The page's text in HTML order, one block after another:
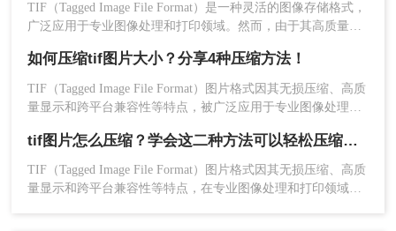
文件大小限制。
推荐工具
转转大师在线压缩工具
操作步骤：
1、打开在线TIF压缩网址：
TIF（Tagged Image File Format）是一种灵活的图像存储格式，
广泛应用于专业图像处理和打印领域。然而，由于其高质量和
那么tif如何压缩呢？本文将介绍两种压缩TIF文件的方法。
如何压缩tif图片大小？分享4种压缩方法！
TIF（Tagged Image File Format）图片格式因其无损压缩、高质
量显示和跨平台兼容性等特点，被广泛应用于专业图像处理和
来了挑战。那么如何压缩tif图片大小呢？本文将介绍四种有效
的TIF图片压缩方法，帮助用户轻松减小图片体积，提升存储
和传输效率。
tif图片怎么压缩？学会这二种方法可以轻松压缩大小!！
TIF（Tagged Image File Format）图片格式因其无损压缩、高质
量显示和跨平台兼容性等特点，在专业图像处理和打印领域得